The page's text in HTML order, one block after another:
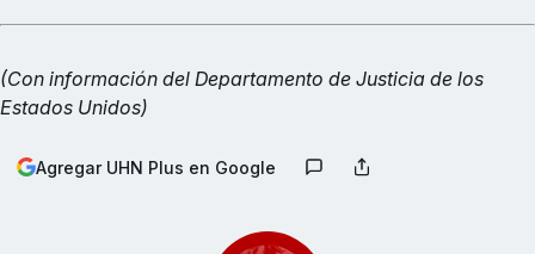
(Con información del Departamento de Justicia de los
Estados Unidos)
Agregar UHN Plus en Google